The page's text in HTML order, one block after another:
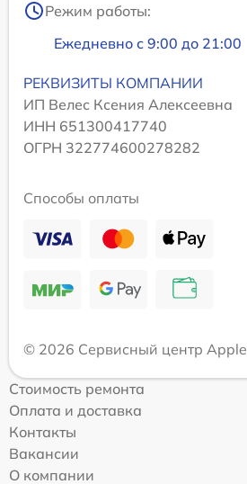
Режим работы:
Ежедневно с 9:00 до 21:00
РЕКВИЗИТЫ КОМПАНИИ
ИП Велес Ксения Алексеевна
ИНН 651300417740
ОГРН 322774600278282
Способы оплаты
© 2026 Сервисный центр Apple
Стоимость ремонта
Оплата и доставка
Контакты
Вакансии
О компании